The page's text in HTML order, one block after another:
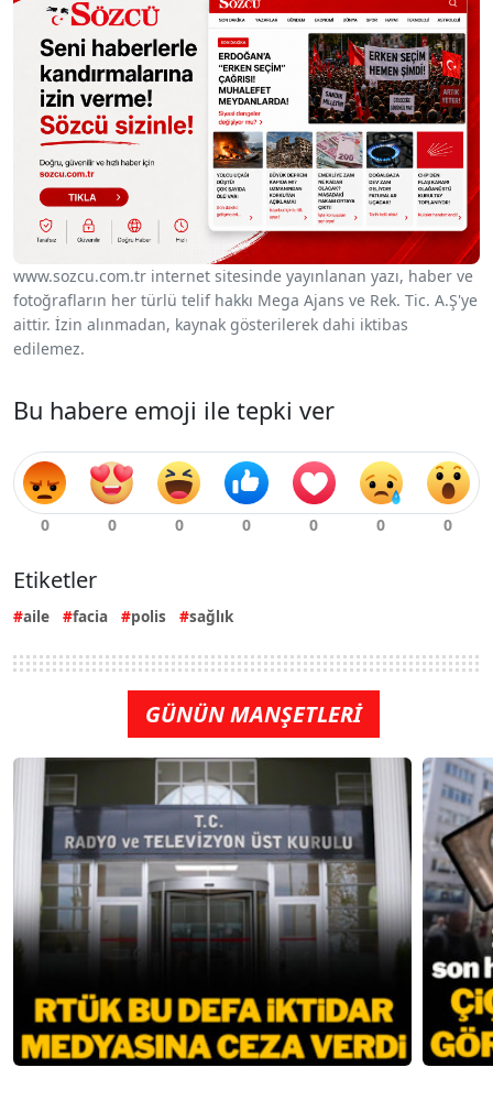
www.sozcu.com.tr internet sitesinde yayınlanan yazı, haber ve
fotoğrafların her türlü telif hakkı Mega Ajans ve Rek. Tic. A.Ş'ye
aittir. İzin alınmadan, kaynak gösterilerek dahi iktibas
edilemez.
Bu habere emoji ile tepki ver
Etiketler
aile facia polis sağlık
GÜNÜN MANŞETLERİ